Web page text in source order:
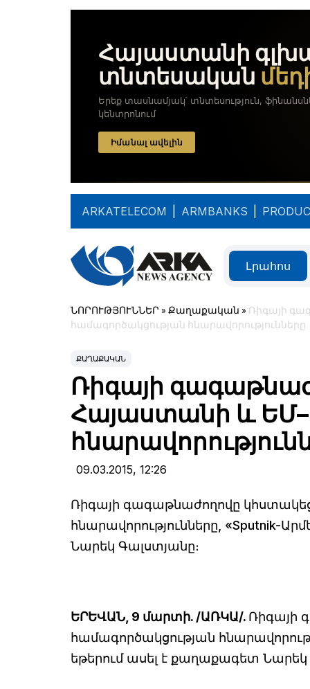
ARKATELECOM ARMBANKS
Լրահոս
ՆՈՐՈՒԹՅՈՒՆՆԵՐ » Քաղաքական » Ռիգայի
համագործակցության
ՔԱՂԱՔԱԿԱՆ
Ռիգայի
Հայաստանի և
09.03.2015, 12:26
Ռիգայի գագաթնաժողովը
հնարավորությունները, «Sputnik-
Նարեկ Գալստյանը։
ԵՐԵՎԱՆ, 9 մարտի. /ԱՌԿԱ/. Ռիգայի
համագործակցության
եթերում ասել է քաղաքագետ Նարեկ